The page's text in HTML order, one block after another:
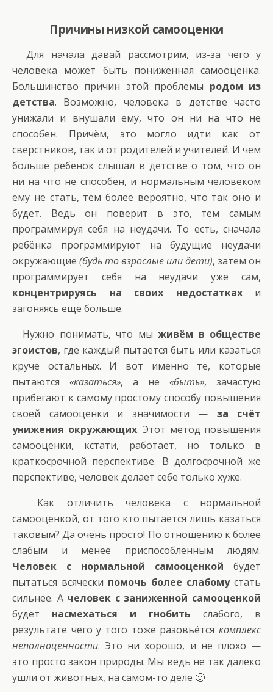
Причины низкой самооценки
Для начала давай рассмотрим, из-за чего у
человека может быть пониженная самооценка.
Большинство причин этой проблемы родом из
детства. Возможно, человека в детстве часто
унижали и внушали ему, что он ни на что не
способен. Причём, это могло идти как от
сверстников, так и от родителей и учителей. И чем
больше ребёнок слышал в детстве о том, что он
ни на что не способен, и нормальным человеком
ему не стать, тем более вероятно, что так оно и
будет. Ведь он поверит в это, тем самым
программируя себя на неудачи. То есть, сначала
ребёнка программируют на будущие неудачи
окружающие (будь то взрослые или дети), затем он
программирует себя на неудачи уже сам,
концентрируясь на своих недостаткахи
загоняясь ещё больше.
Нужно понимать, что мы живём в обществе
эгоистов, где каждый пытается быть или казаться
круче остальных. И вот именно те, которые
пытаются «казаться», а не «быть», зачастую
прибегают к самому простому способу повышения
своей самооценки и значимости — за счёт
унижения окружающих. Этот метод повышения
самооценки, кстати, работает, но только в
краткосрочной перспективе. В долгосрочной же
перспективе, человек делает себе только хуже.
Как отличить человека с нормальной
самооценкой, от того кто пытается лишь казаться
таковым? Да очень просто! По отношению к более
слабым и менее приспособленным людям.
Человек с нормальной самооценкой будет
пытаться всячески помочь более слабомустать
сильнее. А человек с заниженной самооценкой
будет насмехаться и гнобить слабого, в
результате чего у того тоже разовьётся комплекс
неполноценности. Это ни хорошо, и не плохо —
это просто закон природы. Мы ведь не так далеко
ушли от животных, на самом-то деле 🙂